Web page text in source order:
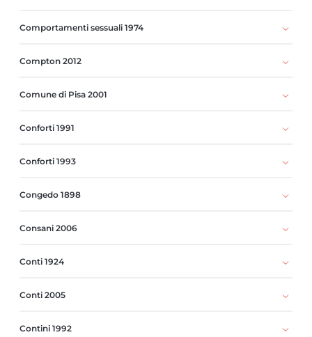
Comportamenti sessuali 1974
Compton 2012
Comune di Pisa 2001
Conforti 1991
Conforti 1993
Congedo 1898
Consani 2006
Conti 1924
Conti 2005
Contini 1992